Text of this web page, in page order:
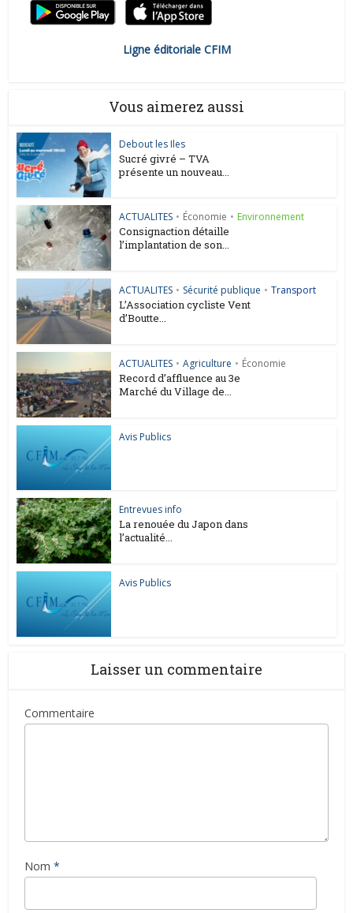
Ligne éditoriale CFIM
Vous aimerez aussi
Debout les Iles
Sucré givré – TVA
présente un nouveau...
ACTUALITES • Économie • Environnement
Consignaction détaille
l’implantation de son...
ACTUALITES • Sécurité publique • Transport
L’Association cycliste Vent
d’Boutte...
ACTUALITES • Agriculture • Économie
Record d’affluence au 3e
Marché du Village de...
Avis Publics
Entrevues info
La renouée du Japon dans
l’actualité...
Avis Publics
Laisser un commentaire
Commentaire
Nom *